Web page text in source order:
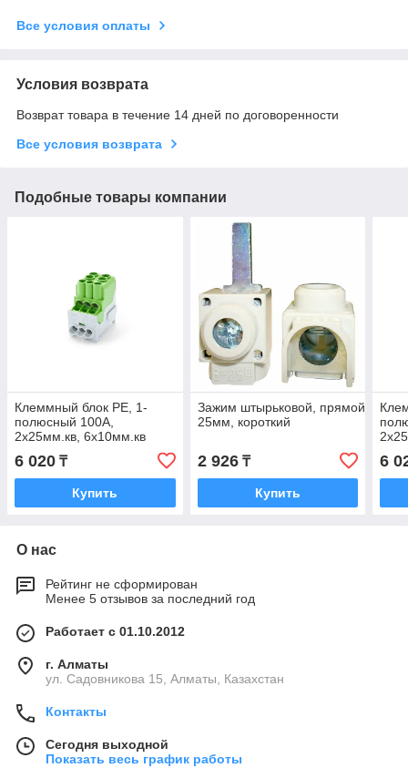
Все условия оплаты
Условия возврата
Возврат товара в течение 14 дней по договоренности
Все условия возврата
Подобные товары компании
Клеммный блок PE, 1-
полюсный 100А,
2х25мм.кв, 6х10мм.кв
6 020 ₸
Купить
Зажим штырьковой, прямой, 6-
25мм, короткий
2 926₸
Купить
6
О нас
Рейтинг не сформирован
Менее 5 отзывов за последний год
Работает с 01.10.2012
г. Алматы
ул. Садовникова 15, Алматы, Казахстан
Контакты
Сегодня выходной
Показать весь график работы